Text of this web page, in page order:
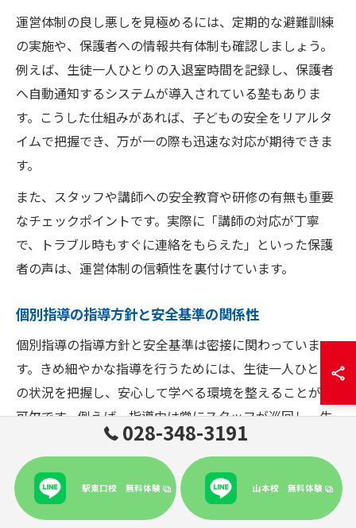
運営体制の良し悪しを見極めるには、定期的な避難訓練
の実施や、保護者への情報共有体制も確認しましょう。
例えば、生徒一人ひとりの入退室時間を記録し、保護者
へ自動通知するシステムが導入されている塾もありま
す。こうした仕組みがあれば、子どもの安全をリアルタ
イムで把握でき、万が一の際も迅速な対応が期待できま
す。
また、スタッフや講師への安全教育や研修の有無も重要
なチェックポイントです。実際に「講師の対応が丁寧
で、トラブル時もすぐに連絡をもらえた」といった保護
者の声は、運営体制の信頼性を裏付けています。
個別指導の指導方針と安全基準の関係性
個別指導の指導方針と安全基準は密接に関わっていま
す。きめ細やかな指導を行うためには、生徒一人ひとり
の状況を把握し、安心して学べる環境を整えることが不
可欠です。例えば、指導中は常にスタッフが巡回し、生
徒や講師の様子を確認する体制が敷かれている塾も多く
あります。
また、指導方針として「生徒の自立を促す」と同時に、
「安全を最優先する」という考え方を明示している塾
028-348-3191
駅東口校 無料体験 山本校 無料体験